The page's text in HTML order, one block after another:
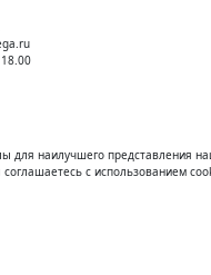
для наилучшего представления
с использованием